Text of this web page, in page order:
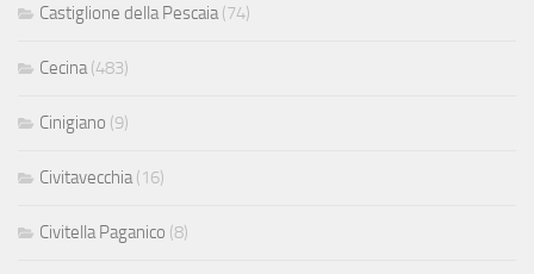
Castiglione della Pescaia (74)
Cecina (483)
Cinigiano (9)
Civitavecchia (16)
Civitella Paganico (8)